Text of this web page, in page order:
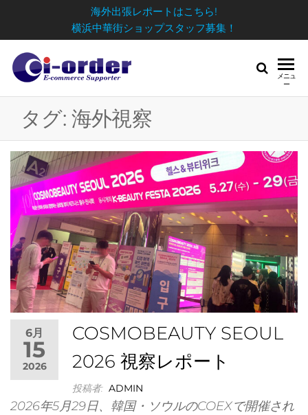
海外出張レポートはこちら!
横浜中華街ショップスタッフ募集！
株式会
日
メニュ
ー
タグ: 海外視察
6月
15
2026
COSMOBEAUTY SEOUL
2026 視察レポート
投稿者: ADMIN
2026年5月29日、韓国・ソウルのCOEXで開催され